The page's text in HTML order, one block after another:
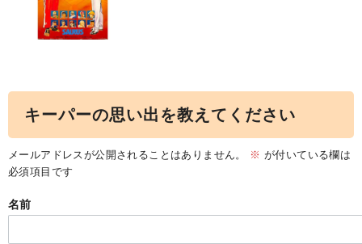
キーパーの思い出を教えてください
メールアドレスが公開されることはありません。 ※ が付いている欄は
必須項目です
名前